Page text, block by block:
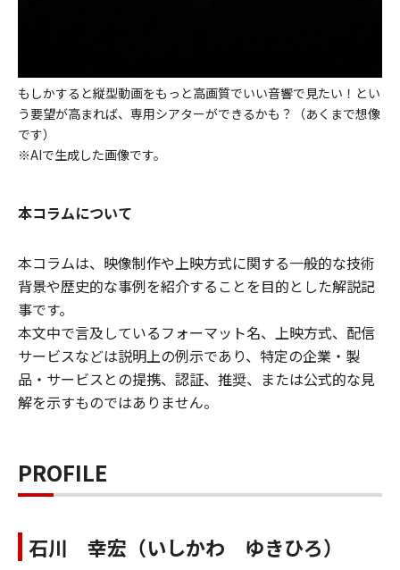
もしかすると縦型動画をもっと高画質でいい音響で見たい！とい
う要望が高まれば、専用シアターができるかも？（あくまで想像
です）
※AIで生成した画像です。
本コラムについて
本コラムは、映像制作や上映方式に関する一般的な技術
背景や歴史的な事例を紹介することを目的とした解説記
事です。
本文中で言及しているフォーマット名、上映方式、配信
サービスなどは説明上の例示であり、特定の企業・製
品・サービスとの提携、認証、推奨、または公式的な見
解を示すものではありません。
PROFILE
石川 幸宏（いしかわ ゆきひろ）